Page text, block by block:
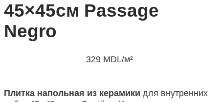
45×45см Passage
Negro
329 MDL/м²
Плитка напольная из керамики для внутренних